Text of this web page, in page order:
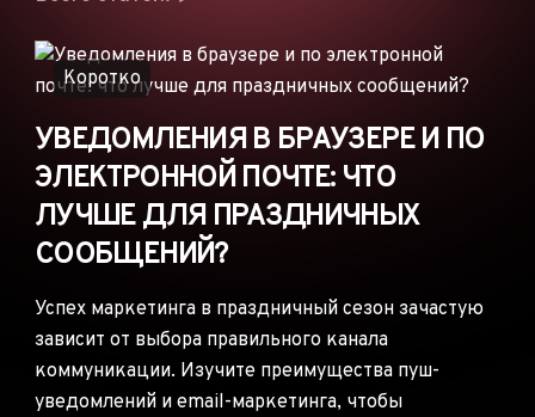
РЕКЛАМНЫЕ СЕТИ
КОММЕРЦИЯ
ПАРТНЁРСКИЙ
МАРКЕТИНГ
Коротко
УВЕДОМЛЕНИЯ В БРАУЗЕРЕ И ПО
ЭЛЕКТРОННОЙ ПОЧТЕ: ЧТО
ЛУЧШЕ ДЛЯ ПРАЗДНИЧНЫХ
СООБЩЕНИЙ?
Успех маркетинга в праздничный сезон зачастую
зависит от выбора правильного канала
коммуникации. Изучите преимущества пуш-
уведомлений и email-маркетинга, чтобы